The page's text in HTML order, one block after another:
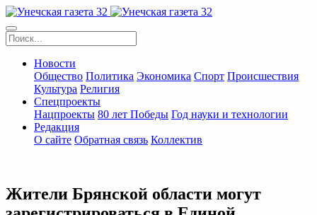
Новости
Общество Политика Экономика Спорт Происшествия
Культура Религия
Спецпроекты
Нацпроекты 80 лет Победы Год науки и технологии
Редакция
О сайте Обратная связь Коллектив
Жители Брянской области могут